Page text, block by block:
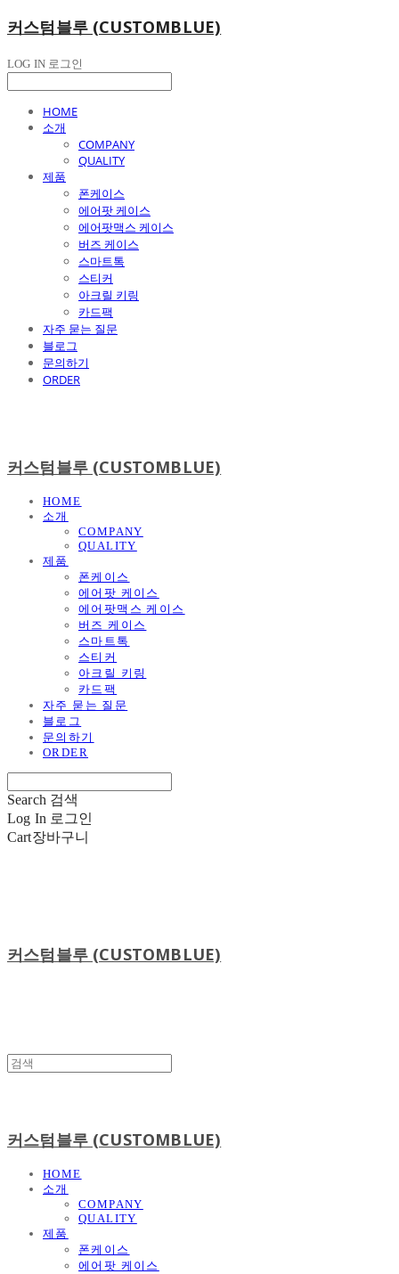
커스텀블루 (CUSTOMBLUE)
LOG IN 로그인
HOME
소개
COMPANY
QUALITY
제품
폰케이스
에어팟 케이스
에어팟맥스 케이스
버즈 케이스
스마트톡
스티커
아크릴 키링
카드팩
자주 묻는 질문
블로그
문의하기
ORDER
커스텀블루 (CUSTOMBLUE)
HOME
소개
COMPANY
QUALITY
제품
폰케이스
에어팟 케이스
에어팟맥스 케이스
버즈 케이스
스마트톡
스티커
아크릴 키링
카드팩
자주 묻는 질문
블로그
문의하기
ORDER
Search 검색
Log In 로그인
Cart장바구니
커스텀블루 (CUSTOMBLUE)
커스텀블루 (CUSTOMBLUE)
HOME
소개
COMPANY
QUALITY
제품
폰케이스
에어팟 케이스